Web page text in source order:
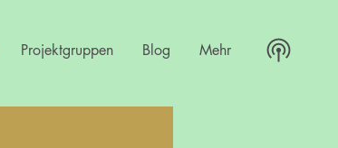
Projektgruppen Blog Mehr